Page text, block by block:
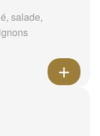
salade,